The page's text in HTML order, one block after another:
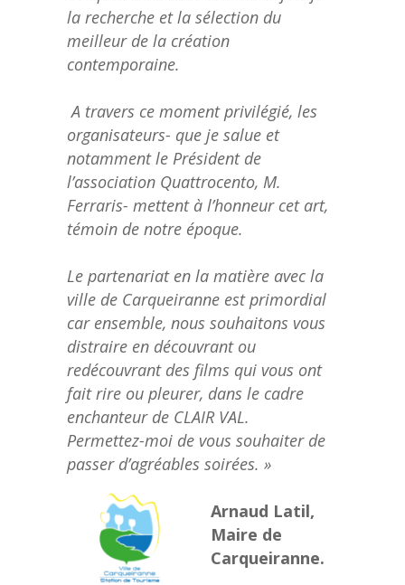
la recherche et la sélection du
meilleur de la création
contemporaine.
A travers ce moment privilégié, les
organisateurs- que je salue et
notamment le Président de
l’association Quattrocento, M.
Ferraris- mettent à l’honneur cet art,
témoin de notre époque.
Le partenariat en la matière avec la
ville de Carqueiranne est primordial
car ensemble, nous souhaitons vous
distraire en découvrant ou
redécouvrant des films qui vous ont
fait rire ou pleurer, dans le cadre
enchanteur de CLAIR VAL.
Permettez-moi de vous souhaiter de
passer d’agréables soirées. »
Arnaud Latil,
Maire de
Carqueiranne.